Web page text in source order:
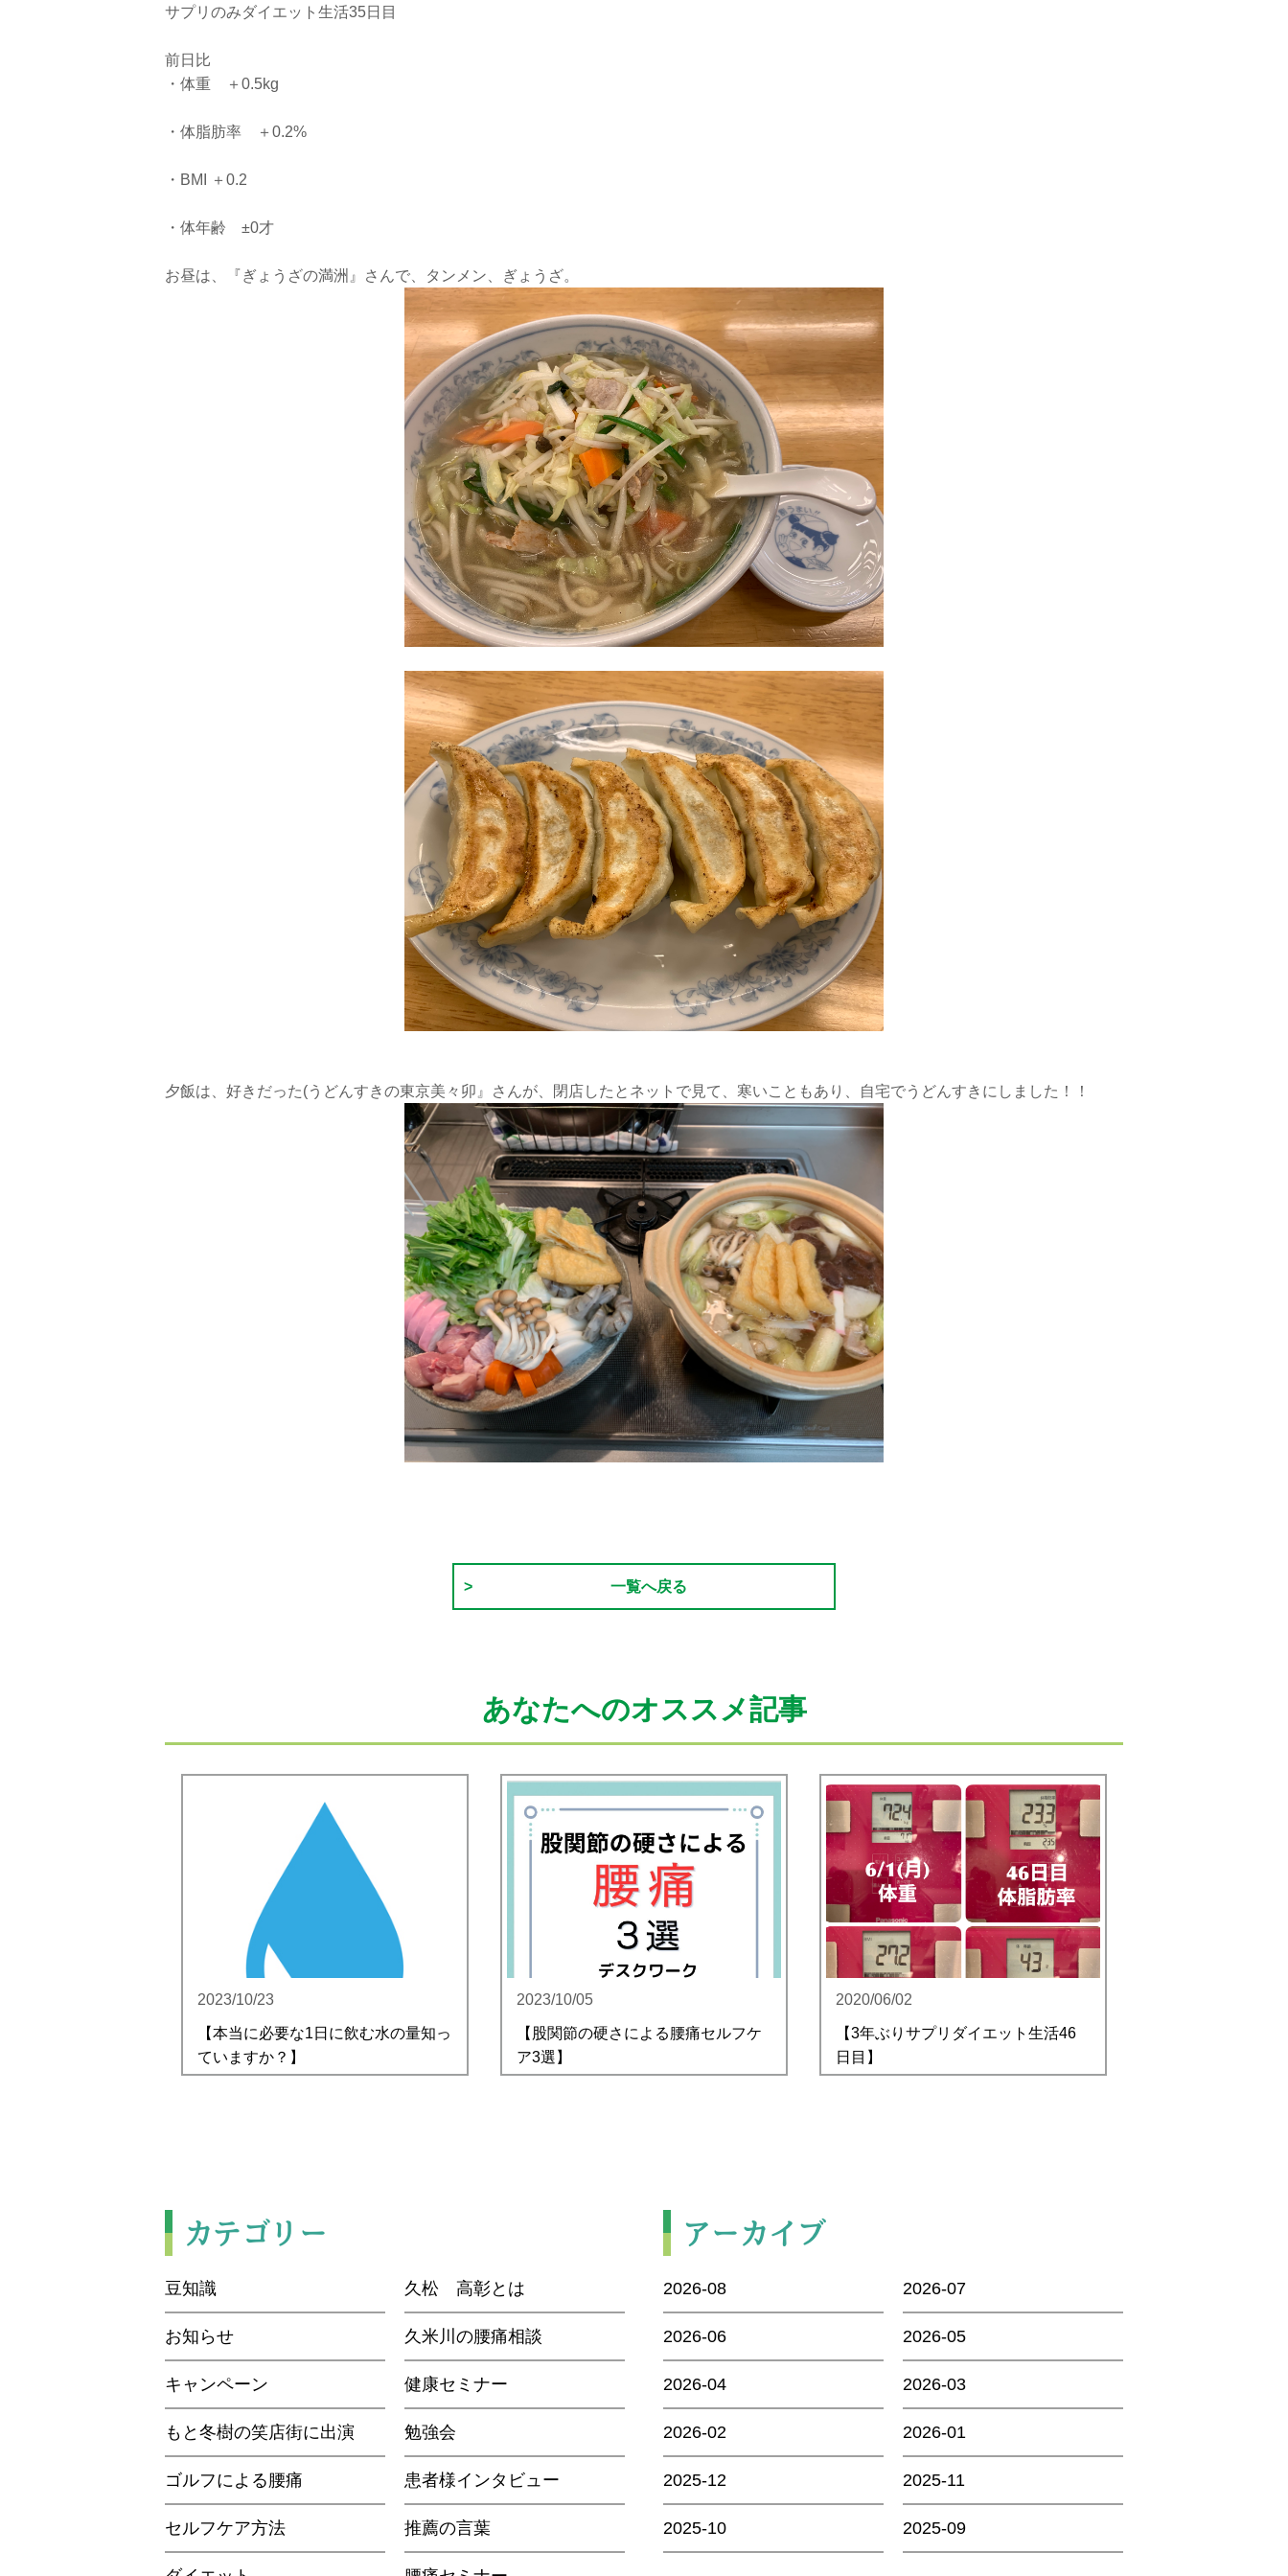
サプリのみダイエット生活35日目
前日比
・体重 ＋0.5kg
・体脂肪率 ＋0.2%
・BMI ＋0.2
・体年齢 ±0才
お昼は、『ぎょうざの満洲』さんで、タンメン、ぎょうざ。
夕飯は、好きだった(うどんすきの東京美々卯』さんが、閉店したとネットで見て、寒いこともあり、自宅でうどんすきにしました！！
一覧へ戻る
あなたへのオススメ記事
2023/10/23
【本当に必要な1日に飲む水の量知っ
ていますか？】
2023/10/05
【股関節の硬さによる腰痛セルフケ
ア3選】
2020/06/02
【3年ぶりサプリダイエット生活46
日目】
カテゴリー
豆知識 久松 高彰とは
お知らせ 久米川の腰痛相談
キャンペーン 健康セミナー
もと冬樹の笑店街に出演 勉強会
ゴルフによる腰痛 患者様インタビュー
セルフケア方法 推薦の言葉
アーカイブ
2026-08 2026-07
2026-06 2026-05
2026-04 2026-03
2026-02 2026-01
2025-12 2025-11
2025-10 2025-09